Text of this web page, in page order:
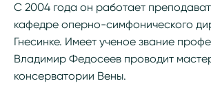
С 2004 года он работает
кафедре оперно-симфонического
Гнесинке. Имеет ученое звание
Владимир Федосеев проводит
консерватории Вены.